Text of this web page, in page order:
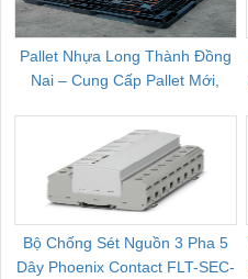
Pallet Nhựa Long Thành Đồng
Nai – Cung Cấp Pallet Mới,
Bộ Chống Sét Nguồn 3 Pha 5
Dây Phoenix Contact FLT-SEC-